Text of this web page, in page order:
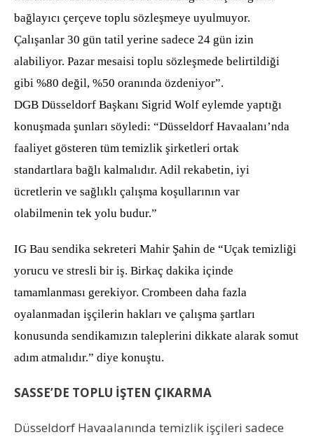
bağlayıcı çerçeve toplu sözleşmeye uyulmuyor.
Çalışanlar 30 gün tatil yerine sadece 24 gün izin
alabiliyor. Pazar mesaisi toplu sözleşmede belirtildiği
gibi %80 değil, %50 oranında özdeniyor”.
DGB Düsseldorf Başkanı Sigrid Wolf eylemde yaptığı
konuşmada şunları söyledi: “Düsseldorf Havaalanı’nda
faaliyet gösteren tüm temizlik şirketleri ortak
standartlara bağlı kalmalıdır. Adil rekabetin, iyi
ücretlerin ve sağlıklı çalışma koşullarının var
olabilmenin tek yolu budur.”
IG Bau sendika sekreteri Mahir Şahin de “Uçak temizliği
yorucu ve stresli bir iş. Birkaç dakika içinde
tamamlanması gerekiyor. Crombeen daha fazla
oyalanmadan işçilerin hakları ve çalışma şartları
konusunda sendikamızın taleplerini dikkate alarak somut
adım atmalıdır.” diye konuştu.
SASSE’DE TOPLU İŞTEN ÇIKARMA
Düsseldorf Havaalanında temizlik işçileri sadece